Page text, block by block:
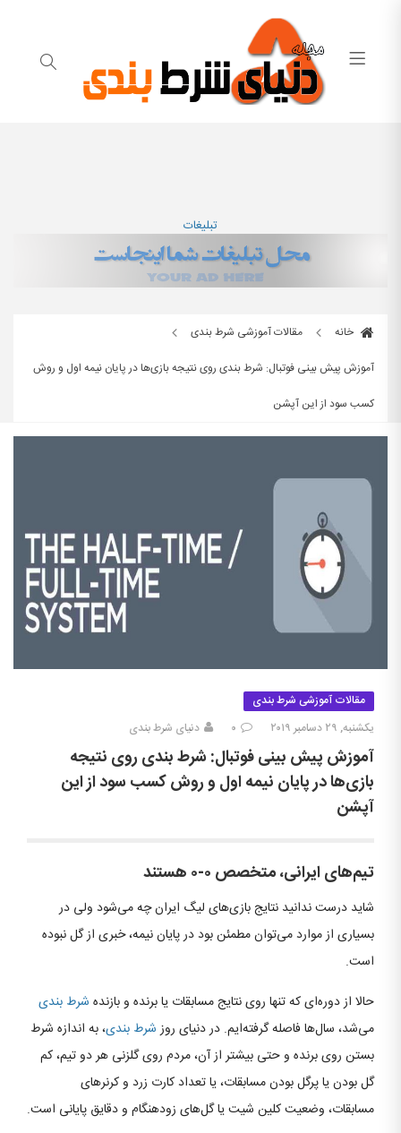
تبلیغات
خانه
مقالات آموزشی شرط بندی
آموزش پیش بینی فوتبال: شرط بندی روی نتیجه بازی‌ها در پایان نیمه اول و روش
کسب سود از این آپشن
مقالات آموزشی شرط بندی
یکشنبه, ۲۹ دسامبر ۲۰۱۹
۰ دنیای شرط بندی
آموزش پیش بینی فوتبال: شرط بندی روی نتیجه
بازی‌ها در پایان نیمه اول و روش کسب سود از این
آپشن
تیم‌های ایرانی، متخصص ۰-۰ هستند
شاید درست ندانید نتایج بازی‌های لیگ ایران چه می‌شود ولی در
بسیاری از موارد می‌توان مطمئن بود در پایان نیمه، خبری از گل نبوده
است.
حالا از دوره‌ای که تنها روی نتایج مسابقات یا برنده و بازنده شرط بندی
می‌شد، سال‌ها فاصله گرفته‌ایم. در دنیای روزشرط بندی، به اندازه شرط
بستن روی برنده و حتی بیشتر از آن، مردم روی گلزنی هر دو تیم، کم
گل بودن یا پرگل بودن مسابقات، یا تعداد کارت زرد و کرنرهای
مسابقات، وضعیت کلین شیت یا گل‌های زودهنگام و دقایق پایانی است.